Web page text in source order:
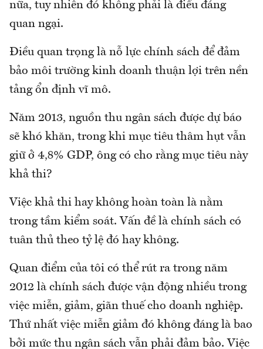
nữa, tuy nhiên đó không phải là điều đáng
quan ngại.
Điều quan trọng là nỗ lực chính sách để đảm
bảo môi trường kinh doanh thuận lợi trên nền
tảng ổn định vĩ mô.
Năm 2013, nguồn thu ngân sách được dự báo
sẽ khó khăn, trong khi mục tiêu thâm hụt vẫn
giữ ở 4,8% GDP, ông có cho rằng mục tiêu này
khả thi?
Việc khả thi hay không hoàn toàn là nằm
trong tầm kiểm soát. Vấn đề là chính sách có
tuân thủ theo tỷ lệ đó hay không.
Quan điểm của tôi có thể rút ra trong năm
2012 là chính sách được vận động nhiều trong
việc miễn, giảm, giãn thuế cho doanh nghiệp.
Thứ nhất việc miễn giảm đó không đáng là bao
bởi mức thu ngân sách vẫn phải đảm bảo. Việc